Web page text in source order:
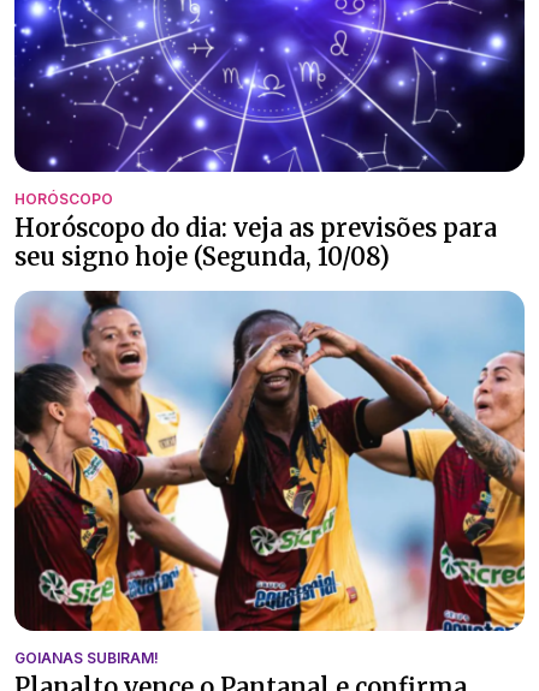
HORÓSCOPO
Horóscopo do dia: veja as previsões para
seu signo hoje (Segunda, 10/08)
GOIANAS SUBIRAM!